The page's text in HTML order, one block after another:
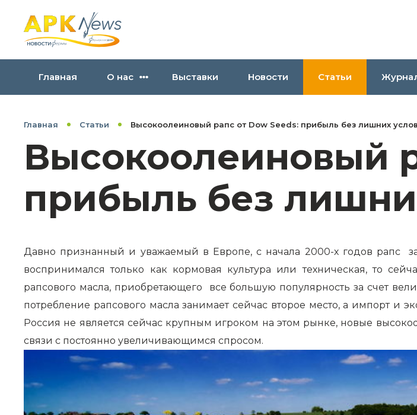
Главная О нас Выставки Новости Статьи
Главная Статьи Высокоолеиновый рапс от Dow Seeds: прибыль без лишних
Высокоолеиновый
прибыль без
Давно признанный и уважаемый в Европе, с начала 2000-х годов рапс
воспринимался только как кормовая культура или техническая, то
рапсового масла, приобретающего все большую популярность за счет
потребление рапсового масла занимает сейчас второе место, а импорт и
Россия не является сейчас крупным игроком на этом рынке, новые
связи с постоянно увеличивающимся спросом.